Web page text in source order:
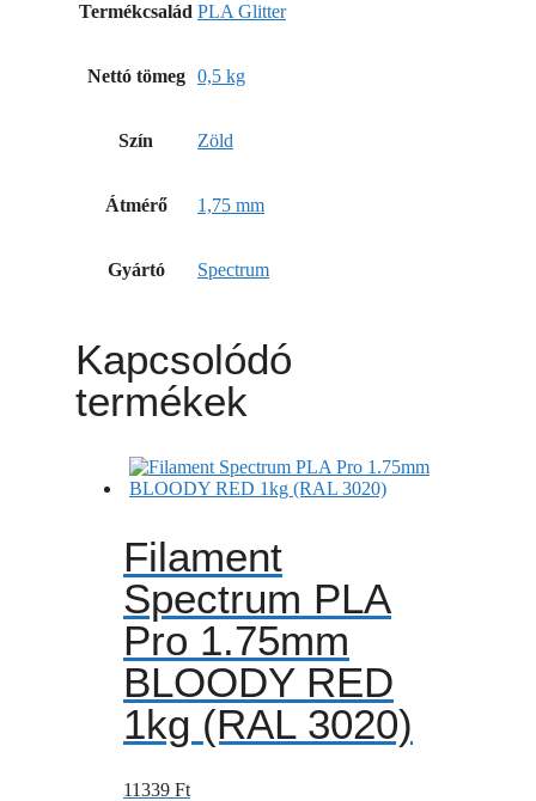
Termékcsalád PLA Glitter
Nettó tömeg 0,5 kg
Szín Zöld
Átmérő 1,75 mm
Gyártó Spectrum
Kapcsolódó
termékek
Filament
Spectrum PLA
Pro 1.75mm
BLOODY RED
1kg (RAL 3020)
11339 Ft